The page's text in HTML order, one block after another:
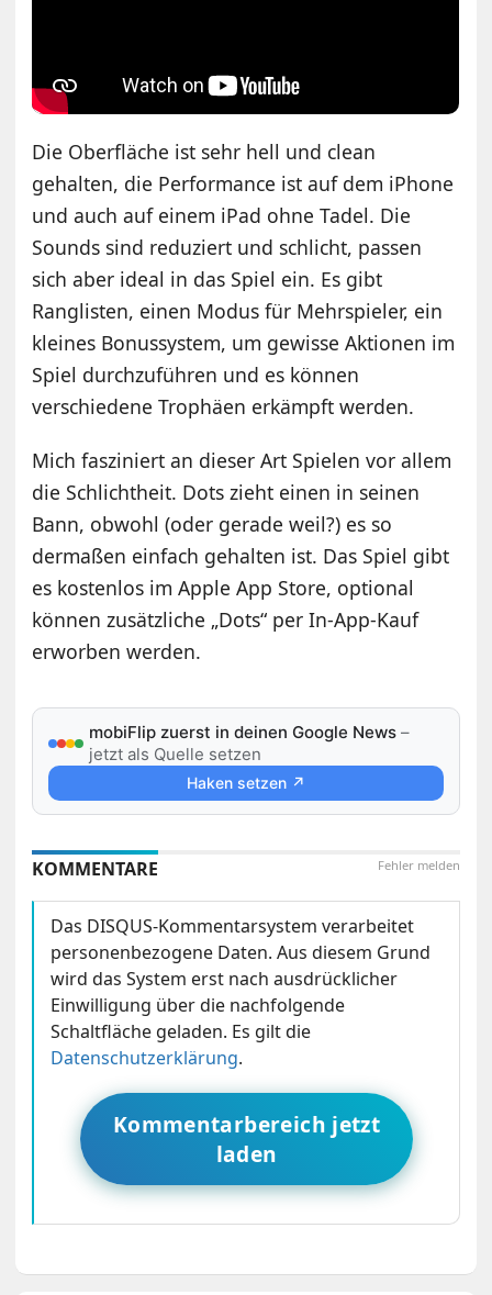
Die Oberfläche ist sehr hell und clean
gehalten, die Performance ist auf dem iPhone
und auch auf einem iPad ohne Tadel. Die
Sounds sind reduziert und schlicht, passen
sich aber ideal in das Spiel ein. Es gibt
Ranglisten, einen Modus für Mehrspieler, ein
kleines Bonussystem, um gewisse Aktionen im
Spiel durchzuführen und es können
verschiedene Trophäen erkämpft werden.
Mich fasziniert an dieser Art Spielen vor allem
die Schlichtheit. Dots zieht einen in seinen
Bann, obwohl (oder gerade weil?) es so
dermaßen einfach gehalten ist. Das Spiel gibt
es kostenlos im Apple App Store, optional
können zusätzliche „Dots“ per In-App-Kauf
erworben werden.
mobiFlip zuerst in deinen Google News –
jetzt als Quelle setzen
Haken setzen ↗
Fehler melden
KOMMENTARE
Das DISQUS-Kommentarsystem verarbeitet
personenbezogene Daten. Aus diesem Grund
wird das System erst nach ausdrücklicher
Einwilligung über die nachfolgende
Schaltfläche geladen. Es gilt die
Datenschutzerklärung.
Kommentarbereich jetzt
laden